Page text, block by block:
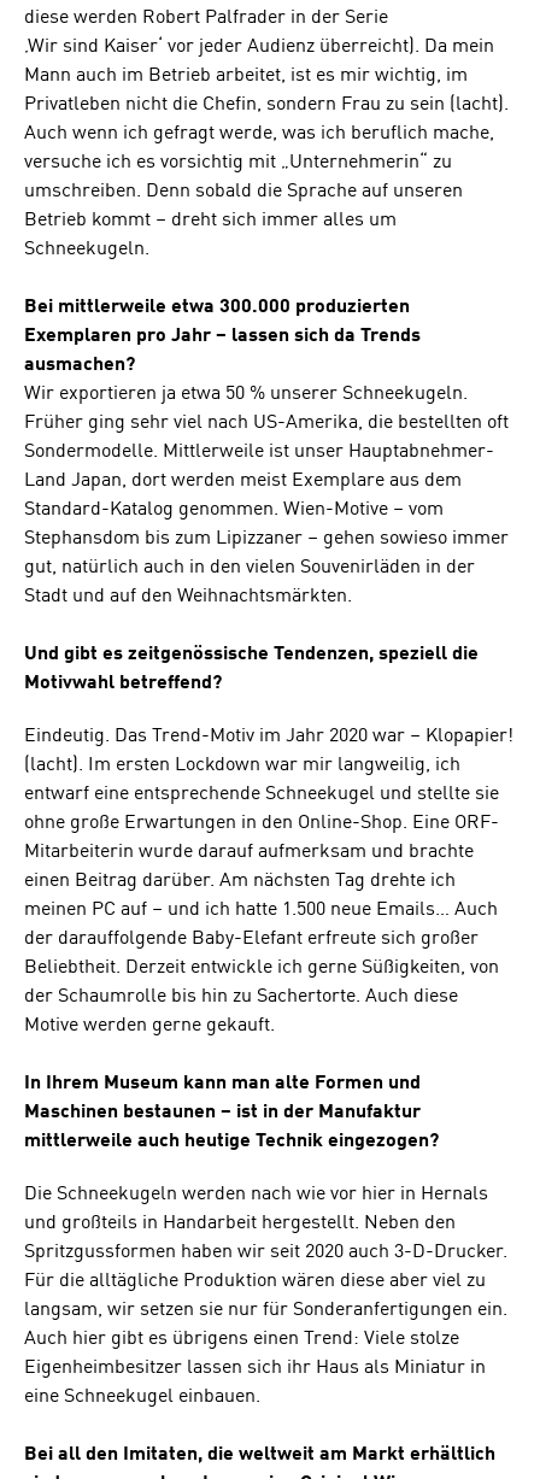
diese werden Robert Palfrader in der Serie
‚Wir sind Kaiser‘ vor jeder Audienz überreicht). Da mein
Mann auch im Betrieb arbeitet, ist es mir wichtig, im
Privatleben nicht die Chefin, sondern Frau zu sein (lacht).
Auch wenn ich gefragt werde, was ich beruflich mache,
versuche ich es vorsichtig mit „Unternehmerin“ zu
umschreiben. Denn sobald die Sprache auf unseren
Betrieb kommt – dreht sich immer alles um
Schneekugeln.
Bei mittlerweile etwa 300.000 produzierten
Exemplaren pro Jahr – lassen sich da Trends
ausmachen?
Wir exportieren ja etwa 50 % unserer Schneekugeln.
Früher ging sehr viel nach US-Amerika, die bestellten oft
Sondermodelle. Mittlerweile ist unser Hauptabnehmer-
Land Japan, dort werden meist Exemplare aus dem
Standard-Katalog genommen. Wien-Motive – vom
Stephansdom bis zum Lipizzaner – gehen sowieso immer
gut, natürlich auch in den vielen Souvenirläden in der
Stadt und auf den Weihnachtsmärkten.
Und gibt es zeitgenössische Tendenzen, speziell die
Motivwahl betreffend?
Eindeutig. Das Trend-Motiv im Jahr 2020 war – Klopapier!
(lacht). Im ersten Lockdown war mir langweilig, ich
entwarf eine entsprechende Schneekugel und stellte sie
ohne große Erwartungen in den Online-Shop. Eine ORF-
Mitarbeiterin wurde darauf aufmerksam und brachte
einen Beitrag darüber. Am nächsten Tag drehte ich
meinen PC auf – und ich hatte 1.500 neue Emails… Auch
der darauffolgende Baby-Elefant erfreute sich großer
Beliebtheit. Derzeit entwickle ich gerne Süßigkeiten, von
der Schaumrolle bis hin zu Sachertorte. Auch diese
Motive werden gerne gekauft.
In Ihrem Museum kann man alte Formen und
Maschinen bestaunen – ist in der Manufaktur
mittlerweile auch heutige Technik eingezogen?
Die Schneekugeln werden nach wie vor hier in Hernals
und großteils in Handarbeit hergestellt. Neben den
Spritzgussformen haben wir seit 2020 auch 3-D-Drucker.
Für die alltägliche Produktion wären diese aber viel zu
langsam, wir setzen sie nur für Sonderanfertigungen ein.
Auch hier gibt es übrigens einen Trend: Viele stolze
Eigenheimbesitzer lassen sich ihr Haus als Miniatur in
eine Schneekugel einbauen.
Bei all den Imitaten, die weltweit am Markt erhältlich